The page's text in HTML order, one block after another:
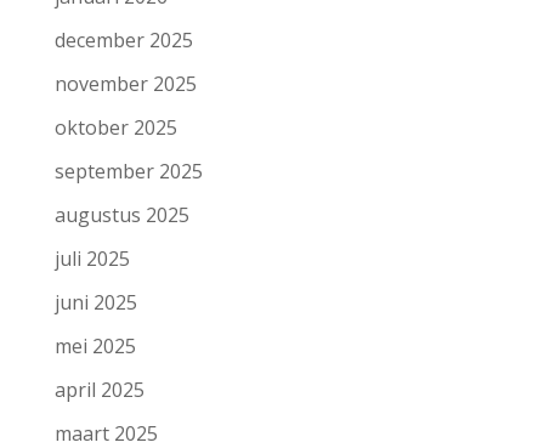
december 2025
november 2025
oktober 2025
september 2025
augustus 2025
juli 2025
juni 2025
mei 2025
april 2025
maart 2025